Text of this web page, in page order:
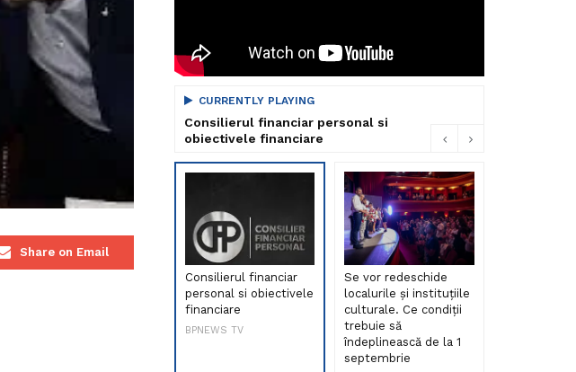
Share on Email
CURRENTLY PLAYING
Consilierul financiar personal si
obiectivele financiare
Consilierul financiar
personal si obiectivele
financiare
BPNEWS TV
Se vor redeschide
localurile și instituțiile
culturale. Ce condiții
trebuie să
îndeplinească de la 1
septembrie